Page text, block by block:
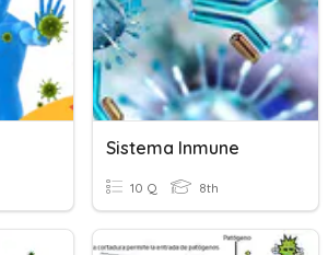
Sistema Inmune
10 Q 8th